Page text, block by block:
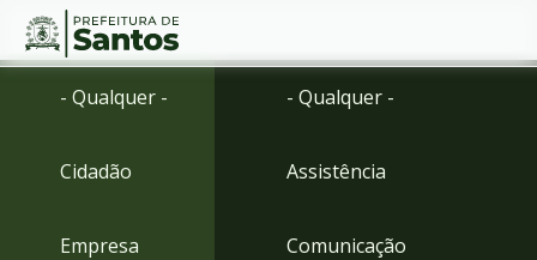
Ir
Conteúdo
- Qualquer -
Cidadão
Empresa
- Qualquer -
Assistência
Comunicação